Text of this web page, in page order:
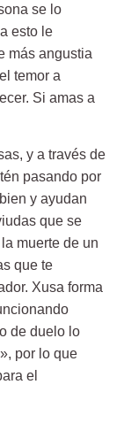
se lo
esto le
más angustia
temor a
Si amas a
y a través de
pasando por
y ayudan
que se
muerte de un
que te
Xusa forma
de duelo lo
por lo que
el